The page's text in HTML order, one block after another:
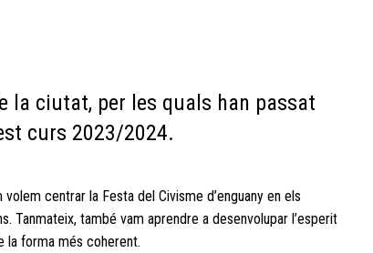
la ciutat, per les quals han passat
curs 2023/2024.
volem centrar la Festa del Civisme d’enguany en els
també vam aprendre a desenvolupar l’esperit
la forma més coherent.